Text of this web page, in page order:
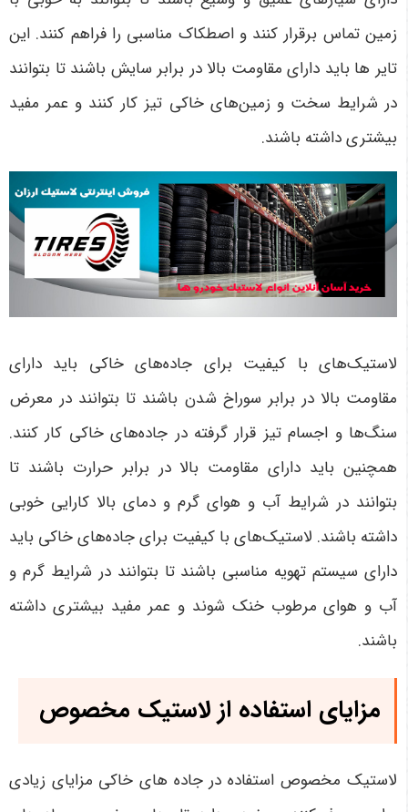
زمین تماس برقرار کنند و اصطکاک مناسبی را فراهم کنند. این
تایر ها باید دارای مقاومت بالا در برابر سایش باشند تا بتوانند
در شرایط سخت و زمین‌های خاکی تیز کار کنند و عمر مفید
بیشتری داشته باشند.
لاستیک‌های با کیفیت برای جاده‌های خاکی باید دارای
مقاومت بالا در برابر سوراخ شدن باشند تا بتوانند در معرض
سنگ‌ها و اجسام تیز قرار گرفته در جاده‌های خاکی کار کنند.
همچنین باید دارای مقاومت بالا در برابر حرارت باشند تا
بتوانند در شرایط آب و هوای گرم و دمای بالا کارایی خوبی
داشته باشند. لاستیک‌های با کیفیت برای جاده‌های خاکی باید
دارای سیستم تهویه مناسبی باشند تا بتوانند در شرایط گرم و
آب و هوای مرطوب خنک شوند و عمر مفید بیشتری داشته
باشند.
مزایای استفاده از لاستیک مخصوص
لاستیک مخصوص استفاده در جاده های خاکی مزایای زیادی